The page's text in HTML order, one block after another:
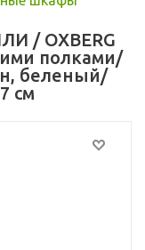
/ OXBERG
полками/
беленый/
см